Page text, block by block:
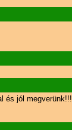
és jól megverünk!!!